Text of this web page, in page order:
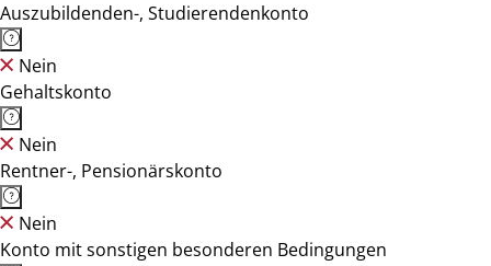
Auszubildenden-, Studierendenkonto
Nein
Gehaltskonto
Nein
Rentner-, Pensionärskonto
Nein
Konto mit sonstigen besonderen Bedingungen